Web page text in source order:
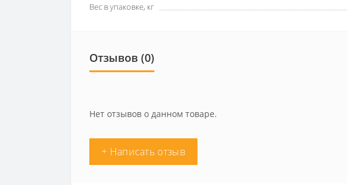
Вес в упаковке, кг
Отзывов (0)
Нет отзывов о данном товаре.
+ Написать отзыв